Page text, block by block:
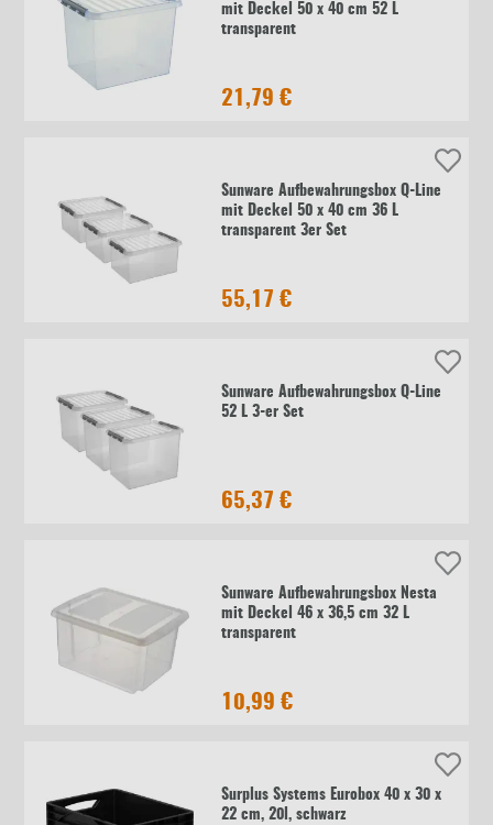
mit Deckel 50 x 40 cm 52 L
transparent
21,79 €
Sunware Aufbewahrungsbox Q-Line
mit Deckel 50 x 40 cm 36 L
transparent 3er Set
55,17 €
Sunware Aufbewahrungsbox Q-Line
52 L 3-er Set
65,37 €
Sunware Aufbewahrungsbox Nesta
mit Deckel 46 x 36,5 cm 32 L
transparent
10,99 €
Surplus Systems Eurobox 40 x 30 x
22 cm, 20l, schwarz